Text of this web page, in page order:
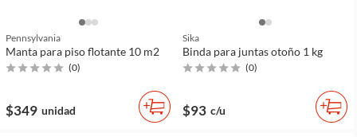
Pennsylvania
Manta para piso flotante 10 m2
(0)
$349 unidad
Sika
Binda para juntas otoño 1 kg
(0)
$93 c/u